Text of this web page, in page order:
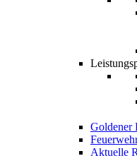
Goldener
Aktuelle